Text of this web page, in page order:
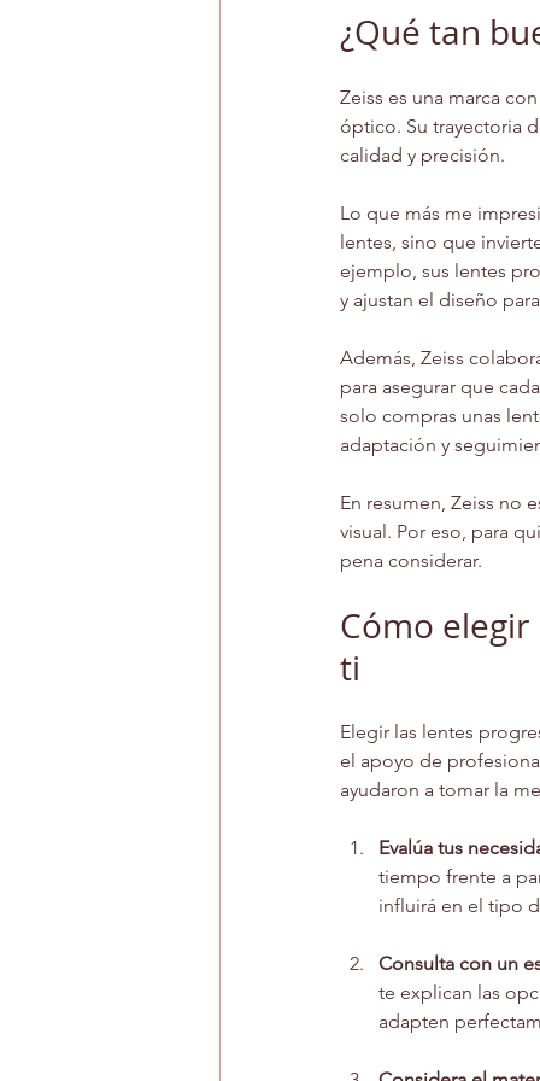
¿Qué tan
Zeiss es una marca
óptico. Su trayectoria
calidad y precisión.
Lo que más me
lentes, sino que
ejemplo, sus lentes
y ajustan el diseño
Además, Zeiss
para asegurar que
solo compras unas
adaptación y
En resumen, Zeiss no
visual. Por eso, para
pena considerar.
Cómo
ti
Elegir las lentes
el apoyo de
ayudaron a tomar la
Evalúa tus
tiempo frente a
influirá en el tipo
Consulta con un
te explican las
adapten